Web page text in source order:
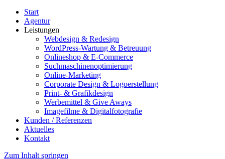
Start
Agentur
Leistungen
Webdesign & Redesign
WordPress-Wartung & Betreuung
Onlineshop & E-Commerce
Suchmaschinenoptimierung
Online-Marketing
Corporate Design & Logoerstellung
Print- & Grafikdesign
Werbemittel & Give Aways
Imagefilme & Digitalfotografie
Kunden / Referenzen
Aktuelles
Kontakt
Zum Inhalt springen